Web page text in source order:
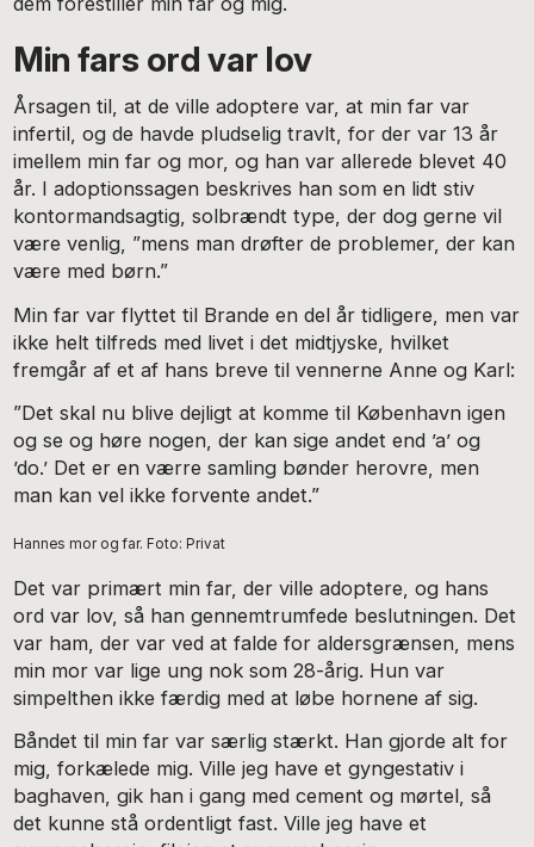
Min fars ord var lov
Årsagen til, at de ville adoptere var, at min far var
infertil, og de havde pludselig travlt, for der var 13 år
imellem min far og mor, og han var allerede blevet 40
år. I adoptionssagen beskrives han som en lidt stiv
kontormandsagtig, solbrændt type, der dog gerne vil
være venlig, ”mens man drøfter de problemer, der kan
være med børn.”
Min far var flyttet til Brande en del år tidligere, men var
ikke helt tilfreds med livet i det midtjyske, hvilket
fremgår af et af hans breve til vennerne Anne og Karl:
”Det skal nu blive dejligt at komme til København igen
og se og høre nogen, der kan sige andet end ’a’ og
’do.’ Det er en værre samling bønder herovre, men
man kan vel ikke forvente andet.”
Hannes mor og far. Foto: Privat
Det var primært min far, der ville adoptere, og hans
ord var lov, så han gennemtrumfede beslutningen. Det
var ham, der var ved at falde for aldersgrænsen, mens
min mor var lige ung nok som 28-årig. Hun var
simpelthen ikke færdig med at løbe hornene af sig.
Båndet til min far var særlig stærkt. Han gjorde alt for
mig, forkælede mig. Ville jeg have et gyngestativ i
baghaven, gik han i gang med cement og mørtel, så
det kunne stå ordentligt fast. Ville jeg have et